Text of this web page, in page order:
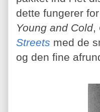
dette fungerer
Young and Cold,
Streets med de
og den fine